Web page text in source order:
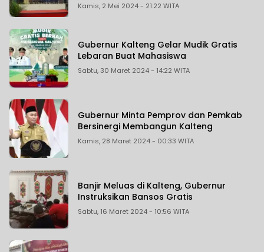
Kamis, 2 Mei 2024 - 21:22 WITA
Gubernur Kalteng Gelar Mudik Gratis
Lebaran Buat Mahasiswa
Sabtu, 30 Maret 2024 - 14:22 WITA
Gubernur Minta Pemprov dan Pemkab
Bersinergi Membangun Kalteng
Kamis, 28 Maret 2024 - 00:33 WITA
Banjir Meluas di Kalteng, Gubernur
Instruksikan Bansos Gratis
Sabtu, 16 Maret 2024 - 10:56 WITA